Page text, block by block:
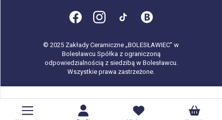
© 2025 Zakłady Ceramiczne „BOLESŁAWIEC” w
Bolesławcu Spółka z ograniczoną
odpowiedzialnością z siedzibą w Bolesławcu.
Wszystkie prawa zastrzeżone.